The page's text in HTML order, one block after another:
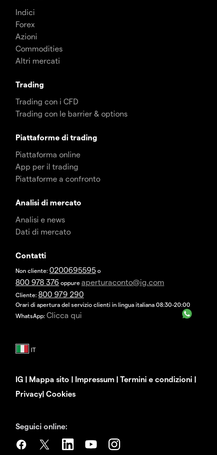
Indici
Forex
Azioni
Commodities
Altri mercati
Trading
Trading con i CFD
Trading con le barrier & options
Piattaforme di trading
Piattaforma online
App per il trading
Piattaforme a confronto
Analisi di mercato
Analisi e news
Dati di mercato
Contatti
Non cliente: 0200695595 o
800 978 376 oppure aperturaconto@ig.com
Cliente: 800 979 290
Orari di apertura del servizio clienti in lingua italiana 08:30-20:00
WhatsApp: Clicca qui
IG | Mappa sito | Impressum | Termini e condizioni |
Privacy| Cookies
Seguici online: